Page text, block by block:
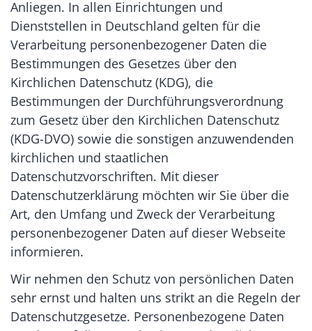
Anliegen. In allen Einrichtungen und
Dienststellen in Deutschland gelten für die
Verarbeitung personenbezogener Daten die
Bestimmungen des Gesetzes über den
Kirchlichen Datenschutz (KDG), die
Bestimmungen der Durchführungsverordnung
zum Gesetz über den Kirchlichen Datenschutz
(KDG-DVO) sowie die sonstigen anzuwendenden
kirchlichen und staatlichen
Datenschutzvorschriften. Mit dieser
Datenschutzerklärung möchten wir Sie über die
Art, den Umfang und Zweck der Verarbeitung
personenbezogener Daten auf dieser Webseite
informieren.
Wir nehmen den Schutz von persönlichen Daten
sehr ernst und halten uns strikt an die Regeln der
Datenschutzgesetze. Personenbezogene Daten